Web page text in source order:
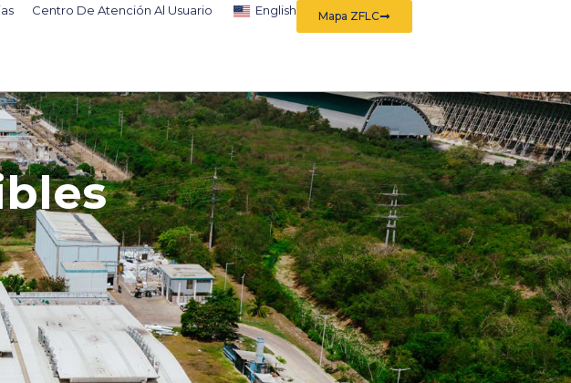
Centro De Atención Al Usuario English Mapa ZFLC